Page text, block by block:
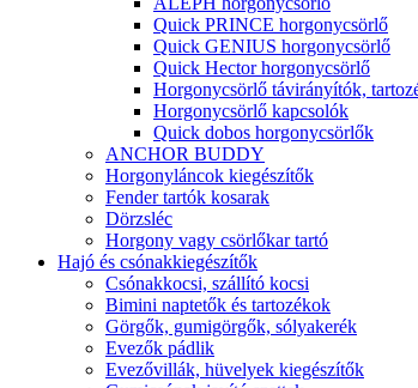
Quick PRINCE horgonycsörlő
Quick GENIUS horgonycsörlő
Quick Hector horgonycsörlő
Horgonycsörlő távirányítók,
Horgonycsörlő kapcsolók
Quick dobos horgonycsörlők
ANCHOR BUDDY
Horgonyláncok kiegészítők
Fender tartók kosarak
Dörzsléc
Horgony vagy csörlőkar tartó
Hajó és csónakkiegészítők
Csónakkocsi, szállító kocsi
Bimini naptetők és tartozékok
Görgők, gumigörgők, sólyakerék
Evezők pádlik
Evezővillák, hüvelyek kiegészítők